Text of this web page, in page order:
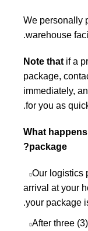
We personally
warehouse
Note that if a
package,
immediately,
for you as
What
package?
Our logistics
arrival at your
your package
After three